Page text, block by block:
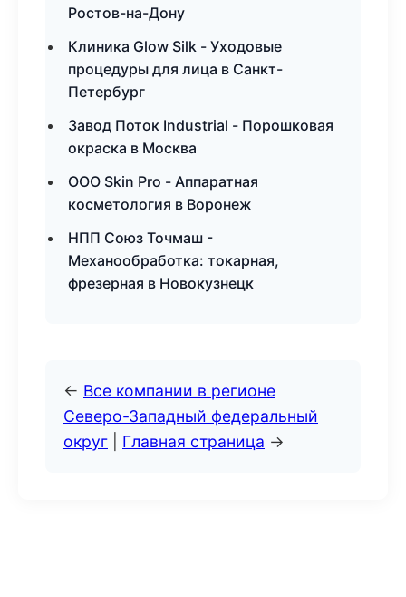
Ростов-на-Дону
Клиника Glow Silk - Уходовые
процедуры для лица в Санкт-
Петербург
Завод Поток Industrial - Порошковая
окраска в Москва
ООО Skin Pro - Аппаратная
косметология в Воронеж
НПП Союз Точмаш -
Механообработка: токарная,
фрезерная в Новокузнецк
← Все компании в регионе
Северо-Западный федеральный
округ
Главная страница →